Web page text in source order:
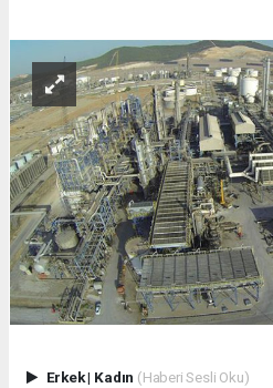
Erkek| Kadın (Haberi Sesli Oku)